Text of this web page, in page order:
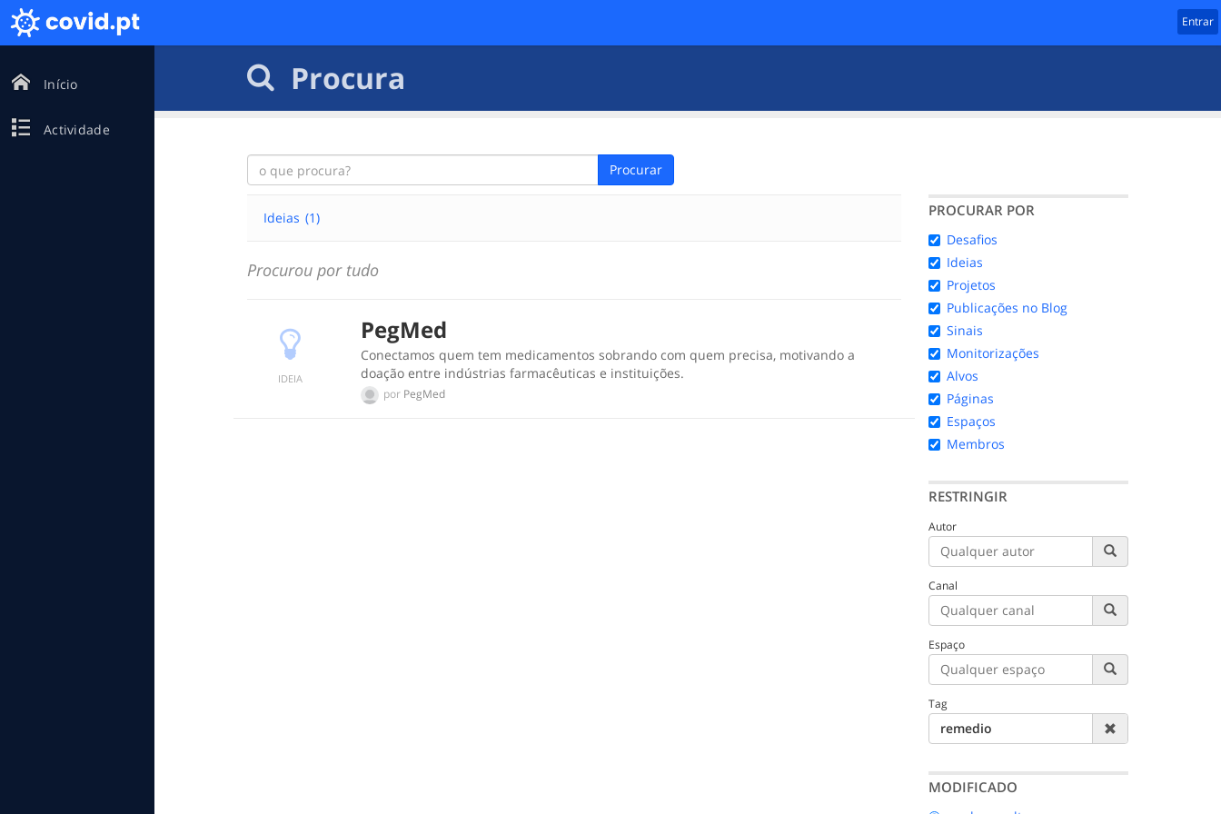
Início
Actividade
Entrar
Procura
Procurar
PROCURAR POR
Desafios
Ideias
Projetos
Publicações no Blog
Sinais
Monitorizações
Alvos
Páginas
Espaços
Membros
RESTRINGIR
Autor
Canal
Espaço
Tag
remedio
MODIFICADO
Ideias (1)
Procurou por tudo
IDEIA
PegMed
Conectamos quem tem medicamentos sobrando com quem precisa, motivando a
doação entre indústrias farmacêuticas e instituições.
por PegMed